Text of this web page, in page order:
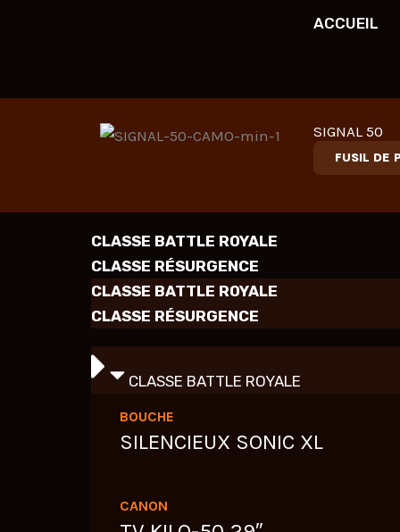
ACCUEIL
SIGNAL 50
FUSIL DE
CLASSE BATTLE ROYALE
CLASSE RÉSURGENCE
CLASSE BATTLE ROYALE
CLASSE RÉSURGENCE
CLASSE BATTLE ROYALE
BOUCHE
SILENCIEUX SONIC XL
CANON